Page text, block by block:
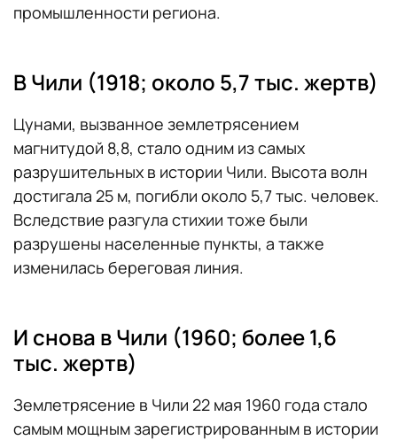
промышленности региона.
В Чили (1918; около 5,7 тыс. жертв)
Цунами, вызванное землетрясением
магнитудой 8,8, стало одним из самых
разрушительных в истории Чили. Высота волн
достигала 25 м, погибли около 5,7 тыс. человек.
Вследствие разгула стихии тоже были
разрушены населенные пункты, а также
изменилась береговая линия.
И снова в Чили (1960; более 1,6
тыс. жертв)
Землетрясение в Чили 22 мая 1960 года стало
самым мощным зарегистрированным в истории